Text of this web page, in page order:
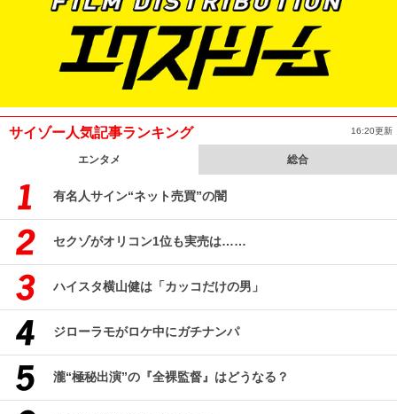
サイゾー人気記事ランキング 16:20更新
エンタメ 総合
有名人サイン“ネット売買”の闇
セクゾがオリコン1位も実売は……
ハイスタ横山健は「カッコだけの男」
ジローラモがロケ中にガチナンパ
瀧“極秘出演”の『全裸監督』はどうなる？